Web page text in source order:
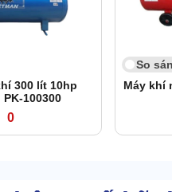
300 lít 10hp
100300
0
So
Máy khí